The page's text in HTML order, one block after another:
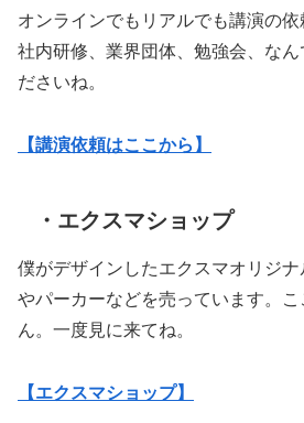
オンラインでもリアルでも講演の依
社内研修、業界団体、勉強会、なん
ださいね。
【講演依頼はここから】
・エクスマショップ
僕がデザインしたエクスマオリジ
やパーカーなどを売っています。
ん。一度見に来てね。
【エクスマショップ】